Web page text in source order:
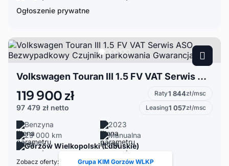
Ogłoszenie prywatne
Volkswagen Touran III 1.5 FV VAT Serwis ASO Bezwypadkowy Czujniki parkowania Gwarancja
119 900 zł
97 479 zł netto
Raty1 844zł/msc
Leasing1 057zł/msc
Benzyna
2023
29 000 km
Manualna
Gorzów Wielkopolski (Lubuskie)
Zobacz oferty: Grupa KIM Gorzów WLKP